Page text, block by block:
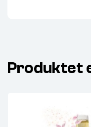
Produktet